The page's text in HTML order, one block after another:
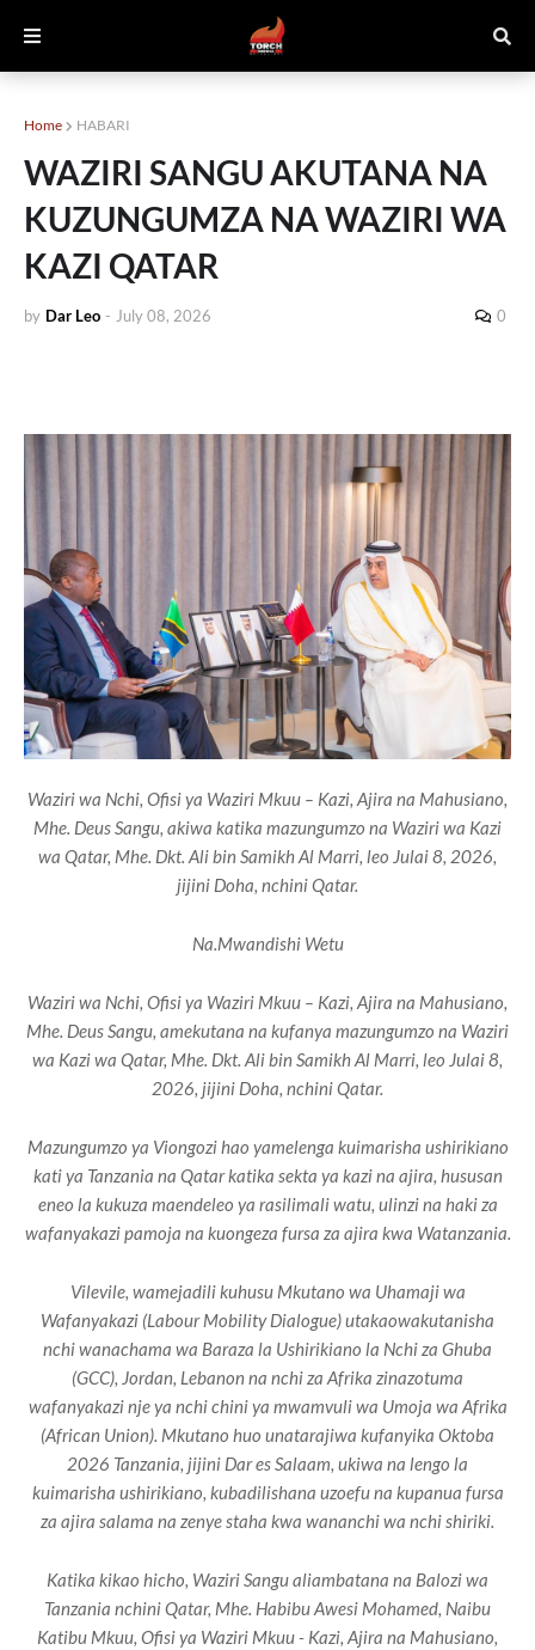
Home HABARI
WAZIRI SANGU AKUTANA NA
KUZUNGUMZA NA WAZIRI WA
KAZI QATAR
by Dar Leo - July 08, 2026 0
Waziri wa Nchi, Ofisi ya Waziri Mkuu – Kazi, Ajira na Mahusiano,
Mhe. Deus Sangu, akiwa katika mazungumzo na Waziri wa Kazi
wa Qatar, Mhe. Dkt. Ali bin Samikh Al Marri, leo Julai 8, 2026,
jijini Doha, nchini Qatar.
Na.Mwandishi Wetu
Waziri wa Nchi, Ofisi ya Waziri Mkuu – Kazi, Ajira na Mahusiano,
Mhe. Deus Sangu, amekutana na kufanya mazungumzo na Waziri
wa Kazi wa Qatar, Mhe. Dkt. Ali bin Samikh Al Marri, leo Julai 8,
2026, jijini Doha, nchini Qatar.
Mazungumzo ya Viongozi hao yamelenga kuimarisha ushirikiano
kati ya Tanzania na Qatar katika sekta ya kazi na ajira, hususan
eneo la kukuza maendeleo ya rasilimali watu, ulinzi na haki za
wafanyakazi pamoja na kuongeza fursa za ajira kwa Watanzania.
Vilevile, wamejadili kuhusu Mkutano wa Uhamaji wa
Wafanyakazi (Labour Mobility Dialogue) utakaowakutanisha
nchi wanachama wa Baraza la Ushirikiano la Nchi za Ghuba
(GCC), Jordan, Lebanon na nchi za Afrika zinazotuma
wafanyakazi nje ya nchi chini ya mwamvuli wa Umoja wa Afrika
(African Union). Mkutano huo unatarajiwa kufanyika Oktoba
2026 Tanzania, jijini Dar es Salaam, ukiwa na lengo la
kuimarisha ushirikiano, kubadilishana uzoefu na kupanua fursa
za ajira salama na zenye staha kwa wananchi wa nchi shiriki.
Katika kikao hicho, Waziri Sangu aliambatana na Balozi wa
Tanzania nchini Qatar, Mhe. Habibu Awesi Mohamed, Naibu
Katibu Mkuu, Ofisi ya Waziri Mkuu - Kazi, Ajira na Mahusiano,